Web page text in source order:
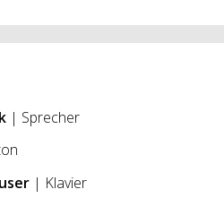
| Sprecher
| Klavier